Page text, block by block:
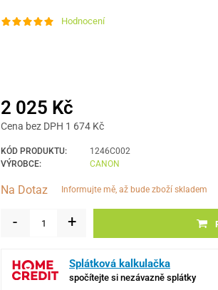
Hodnocení
2 025 Kč
Cena bez DPH 1 674 Kč
KÓD PRODUKTU:
1246C002
VÝROBCE:
CANON
Na Dotaz informujte mě, až bude zboží skladem
- +
Splátková kalkulačka
spočítejte si nezávazně splátky